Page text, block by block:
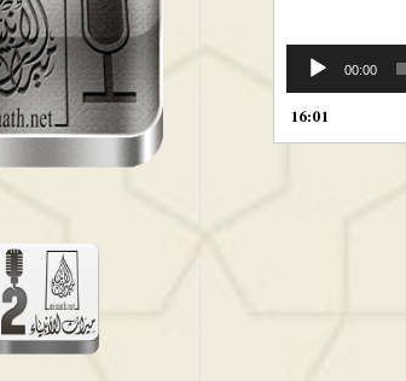
00:00
16:01